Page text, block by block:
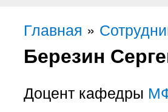
Вы здесь
Главная »
Березин
Доцент кафедры